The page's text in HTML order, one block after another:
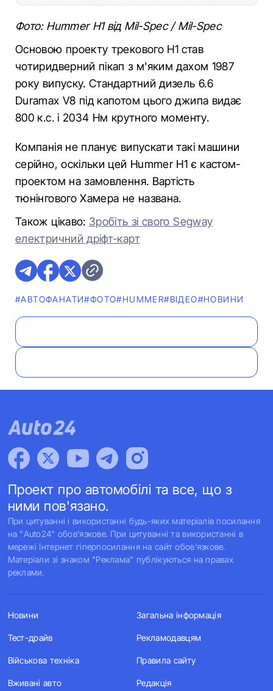
Фото: Hummer H1 від Mil-Spec / Mil-Spec
Основою проекту трекового Н1 став
чотиридверний пікап з м'яким дахом 1987
року випуску. Стандартний дизель 6.6
Duramax V8 під капотом цього джипа видає
800 к.с. і 2034 Нм крутного моменту.
Компанія не планує випускати такі машини
серійно, оскільки цей Hummer H1 є кастом-
проектом на замовлення. Вартість
тюнінгового Хамера не названа.
Також цікаво: Зробіть зі свого Segway
електричний дріфт-карт
#АВТОФАНАТИ#ФОТО#HUMMER#ВІДЕО#НОВИНИ
Проект про автомобілі та все, що з
ними пов'язано.
При цитуванні і використанні будь-яких матеріалів посилання
на "Auto24" обов'язкове. При цитуванні та використанні в
мережі Інтернет гіперпосилання на сайт обов'язкове.
Матеріали зі знаком "Реклама" публікуються на правах
реклами.
Новини
Тест-драйв
Військова техніка
Вживані авто
Загальна інформація
Рекламодавцям
Правила сайту
Редакція